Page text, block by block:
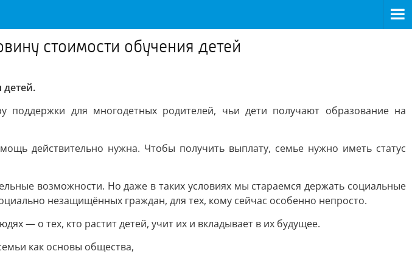
стоимости обучения детей
для многодетных родителей, чьи дети получают образование на
действительно нужна. Чтобы получить выплату, семье нужно иметь статус
возможности. Но даже в таких условиях мы стараемся держать социальные
незащищённых граждан, для тех, кому сейчас особенно непросто.
— о тех, кто растит детей, учит их и вкладывает в их будущее.
как основы общества,